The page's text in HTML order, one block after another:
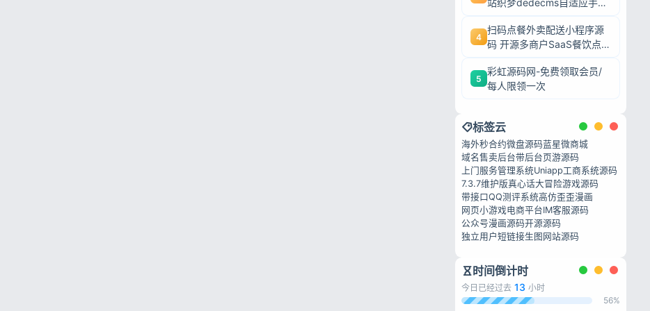
站织梦dedecms自适应手机
4
扫码点餐外卖配送小程序源
码 开源多商户SaaS餐饮点
5
彩虹源码网-免费领取会员/
每人限领一次
标签云
海外秒合约微盘源码蓝星微商城
域名售卖后台带后台页游源码
上门服务管理系统Uniapp工商系统源码
7.3.7维护版真心话大冒险游戏源码
带接口QQ测评系统高仿歪歪漫画
网页小游戏电商平台IM客服源码
公众号漫画源码开源源码
独立用户短链接生图网站源码
时间倒计时
今日已经过去 13 小时
56%